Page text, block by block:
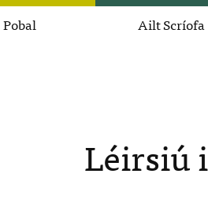
Pobal Ailt Scríofa
Léirsiú